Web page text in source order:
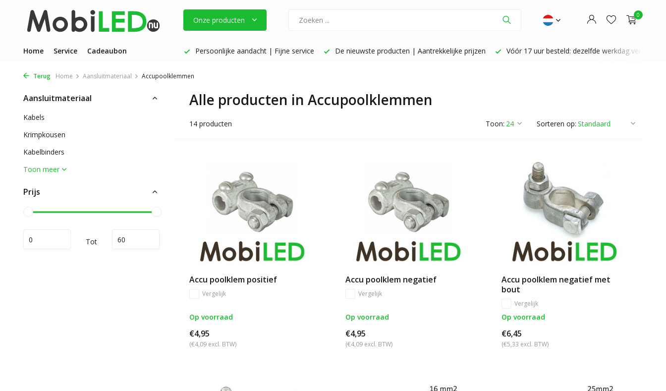
Onze producten
0
Home Service Cadeaubon
Persoonlijke aandacht | Fijne service De nieuwste producten | Aantrekkelijke prijzen Vóór 17 uur besteld: dezelfde werkdag verzonden Persoonlijke aandacht | Fijne service
Terug Home Aansluitmateriaal Accupoolklemmen
Aansluitmateriaal
Kabels
Krimpkousen
Kabelbinders
Toon meer
Prijs
Tot
Alle producten in Accupoolklemmen
14 producten Toon: Sorteren op:
Accu poolklem positief
Vergelijk
Op voorraad
€4,95
(€4,09 excl. BTW)
Accu poolklem negatief
Vergelijk
Op voorraad
€4,95
(€4,09 excl. BTW)
Accu poolklem negatief met
bout
Vergelijk
Op voorraad
€6,45
(€5,33 excl. BTW)